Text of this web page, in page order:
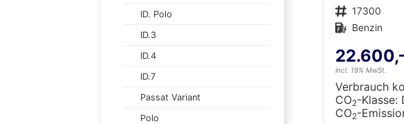
Fahrzeugnr. 17300
Kraftstoff Benzin
incl. 19% MwSt.
Verbrauch
CO2-Klasse:
CO2-
ID. Polo
ID.3
ID.4
ID.7
Passat Variant
Polo